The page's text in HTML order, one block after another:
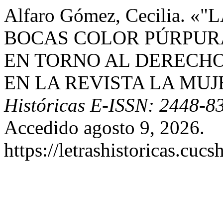
Alfaro Gómez, Cecilia.
BOCAS COLOR
EN TORNO AL
EN LA REVISTA LA
Históricas E-ISSN: 2448-
Accedido agosto 9, 2026.
https://